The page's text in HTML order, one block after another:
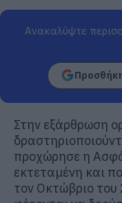
Ανακαλύψτε
Στην εξάρθρωση
προχώρησε η
εκτεταμένη και
τον Οκτώβριο